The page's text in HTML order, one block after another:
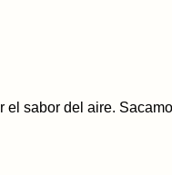
sabor del aire.